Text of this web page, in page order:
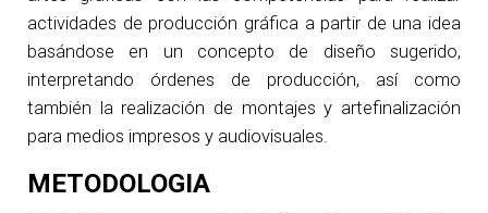
actividades de producción gráfica a partir de una idea
basándose en un concepto de diseño sugerido,
interpretando órdenes de producción, así como
también la realización de montajes y artefinalización
para medios impresos y audiovisuales.
METODOLOGIA